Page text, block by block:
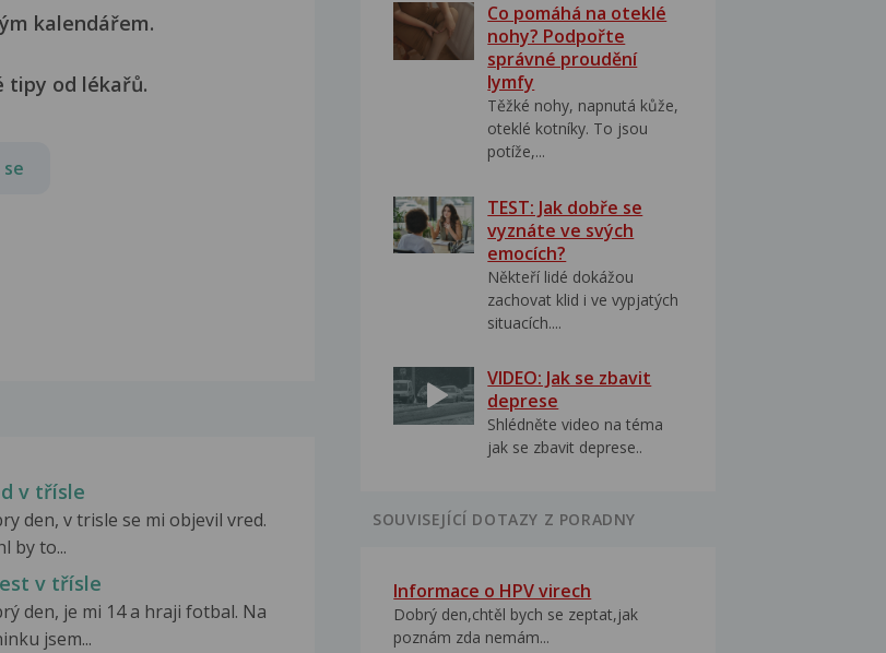
kalendářem.
tipy od lékařů.
v třísle
den, v trisle se mi objevil vred.
by to...
v třísle
den, je mi 14 a hraji fotbal. Na
jsem...
Co pomáhá na oteklé
nohy? Podpořte
správné proudění
lymfy
Těžké nohy, napnutá kůže,
oteklé kotníky. To jsou
potíže,...
TEST: Jak dobře se
vyznáte ve svých
emocích?
Někteří lidé dokážou
zachovat klid i ve vypjatých
situacích....
VIDEO: Jak se zbavit
deprese
Shlédněte video na téma
jak se zbavit deprese..
SOUVISEJÍCÍ DOTAZY Z PORADNY
Informace o HPV virech
Dobrý den,chtěl bych se zeptat,jak
poznám zda nemám...